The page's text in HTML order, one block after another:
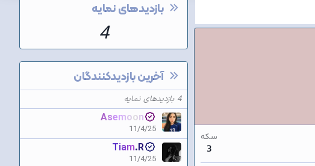
سکه
3
بازدیدهای نمایه
4
آخرین بازدیدکنندگان
4 بازدیدهای نمایه
Asemoon
11/4/25
Tiam.R
11/4/25